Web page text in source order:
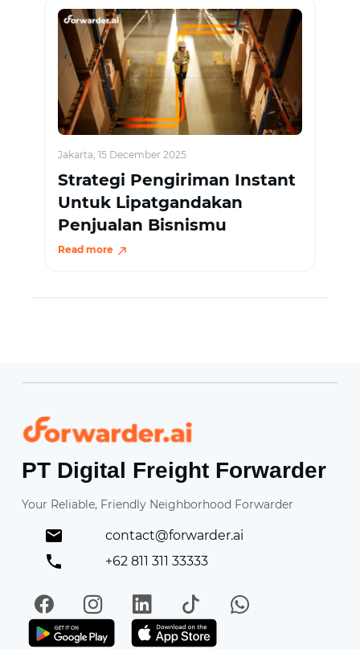
Jakarta, 15 December 2025
Strategi Pengiriman Instant
Untuk Lipatgandakan
Penjualan Bisnismu
Read more
Forwarder
PT Digital Freight Forwarder
Your Reliable, Friendly Neighborhood Forwarder
contact@forwarder.ai
+62 811 311 33333
FacebookInstagramLinkedIn
TikTokWhatsApp
Get it on Play StoreGet in on App Store